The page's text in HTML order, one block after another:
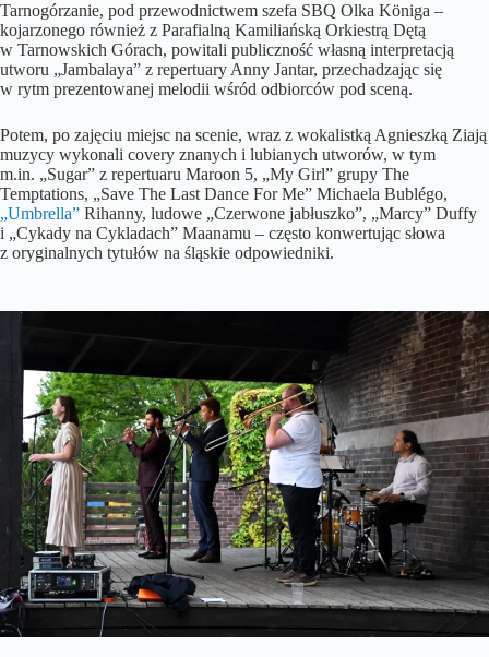
Tarnogórzanie, pod przewodnictwem szefa SBQ Olka Königa –
kojarzonego również z Parafialną Kamiliańską Orkiestrą Dętą
w Tarnowskich Górach, powitali publiczność własną interpretacją
utworu „Jambalaya” z repertuary Anny Jantar, przechadzając się
w rytm prezentowanej melodii wśród odbiorców pod sceną.
Potem, po zajęciu miejsc na scenie, wraz z wokalistką Agnieszką Ziają
muzycy wykonali covery znanych i lubianych utworów, w tym
m.in. „Sugar” z repertuaru Maroon 5, „My Girl” grupy The
Temptations, „Save The Last Dance For Me” Michaela Bublégo,
„Umbrella” Rihanny, ludowe „Czerwone jabłuszko”, „Marcy” Duffy
i „Cykady na Cykladach” Maanamu – często konwertując słowa
z oryginalnych tytułów na śląskie odpowiedniki.